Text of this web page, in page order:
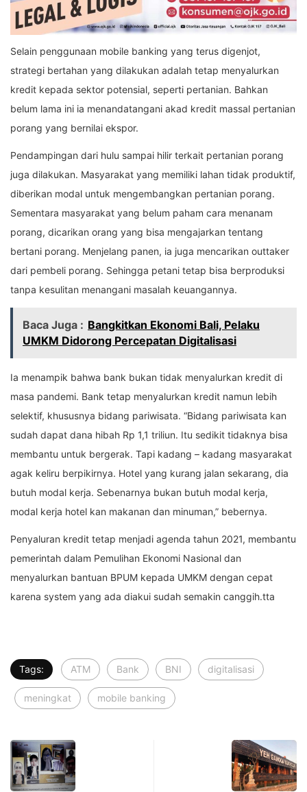
Selain penggunaan mobile banking yang terus digenjot,
strategi bertahan yang dilakukan adalah tetap menyalurkan
kredit kepada sektor potensial, seperti pertanian. Bahkan
belum lama ini ia menandatangani akad kredit massal pertanian
porang yang bernilai ekspor.
Pendampingan dari hulu sampai hilir terkait pertanian porang
juga dilakukan. Masyarakat yang memiliki lahan tidak produktif,
diberikan modal untuk mengembangkan pertanian porang.
Sementara masyarakat yang belum paham cara menanam
porang, dicarikan orang yang bisa mengajarkan tentang
bertani porang. Menjelang panen, ia juga mencarikan outtaker
dari pembeli porang. Sehingga petani tetap bisa berproduksi
tanpa kesulitan menangani masalah keuangannya.
Baca Juga : Bangkitkan Ekonomi Bali, Pelaku
UMKM Didorong Percepatan Digitalisasi
Ia menampik bahwa bank bukan tidak menyalurkan kredit di
masa pandemi. Bank tetap menyalurkan kredit namun lebih
selektif, khususnya bidang pariwisata. “Bidang pariwisata kan
sudah dapat dana hibah Rp 1,1 triliun. Itu sedikit tidaknya bisa
membantu untuk bergerak. Tapi kadang – kadang masyarakat
agak keliru berpikirnya. Hotel yang kurang jalan sekarang, dia
butuh modal kerja. Sebenarnya bukan butuh modal kerja,
modal kerja hotel kan makanan dan minuman,” bebernya.
Penyaluran kredit tetap menjadi agenda tahun 2021, membantu
pemerintah dalam Pemulihan Ekonomi Nasional dan
menyalurkan bantuan BPUM kepada UMKM dengan cepat
karena system yang ada diakui sudah semakin canggih.tta
Tags: ATM Bank BNI digitalisasi
meningkat mobile banking